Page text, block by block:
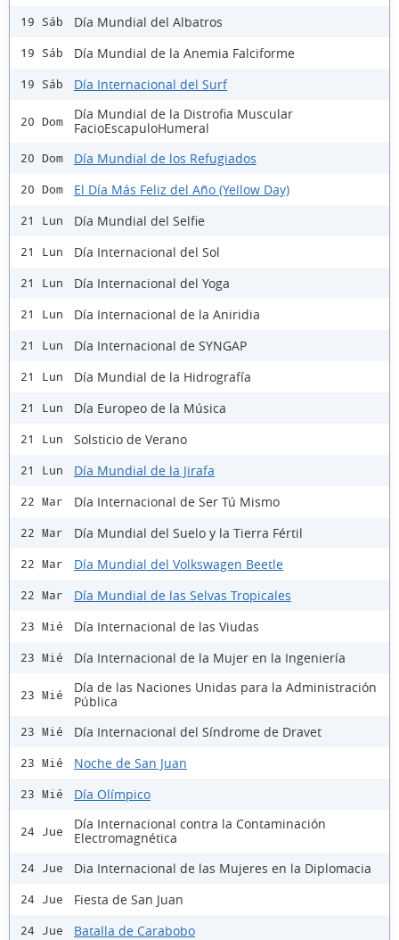
19 Sáb Día Mundial del Albatros
19 Sáb Día Mundial de la Anemia Falciforme
19 Sáb Día Internacional del Surf
20 Dom
Día Mundial de la Distrofia Muscular
FacioEscapuloHumeral
20 Dom Día Mundial de los Refugiados
20 Dom El Día Más Feliz del Año (Yellow Day)
21 Lun Día Mundial del Selfie
21 Lun Día Internacional del Sol
21 Lun Día Internacional del Yoga
21 Lun Día Internacional de la Aniridia
21 Lun Día Internacional de SYNGAP
21 Lun Día Mundial de la Hidrografía
21 Lun Día Europeo de la Música
21 Lun Solsticio de Verano
21 Lun Día Mundial de la Jirafa
22 Mar Día Internacional de Ser Tú Mismo
22 Mar Día Mundial del Suelo y la Tierra Fértil
22 Mar Día Mundial del Volkswagen Beetle
22 Mar Día Mundial de las Selvas Tropicales
23 Mié Día Internacional de las Viudas
23 Mié Día Internacional de la Mujer en la Ingeniería
23 Mié
Día de las Naciones Unidas para la Administración
Pública
23 Mié Día Internacional del Síndrome de Dravet
23 Mié Noche de San Juan
23 Mié Día Olímpico
24 Jue
Día Internacional contra la Contaminación
Electromagnética
24 Jue Dia Internacional de las Mujeres en la Diplomacia
24 Jue Fiesta de San Juan
24 Jue Batalla de Carabobo